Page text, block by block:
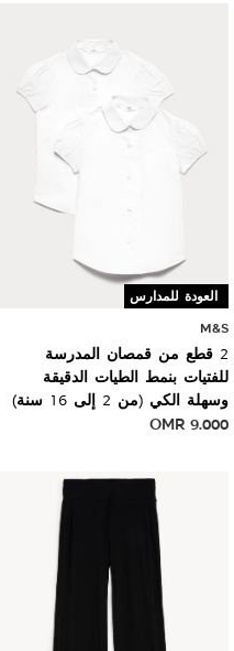
العودة للمدارس
M&S
2 قطع من قمصان المدرسة
للفتيات بنمط الطيات الدقيقة
وسهلة الكي (من 2 إلى 16 سنة)
OMR 9.000